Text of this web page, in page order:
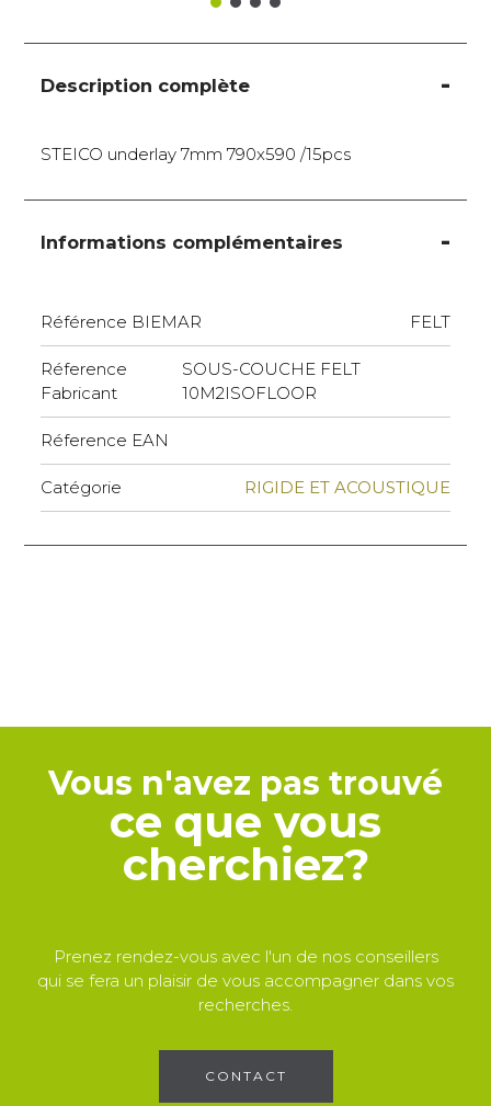
Description complète
STEICO underlay 7mm 790x590 /15pcs
Informations complémentaires
Référence BIEMAR FELT
Réference
Fabricant
SOUS-COUCHE FELT
10M2ISOFLOOR
Réference EAN
Catégorie RIGIDE ET ACOUSTIQUE
Vous n'avez pas trouvé
ce que vous
cherchiez?
Prenez rendez-vous avec l'un de nos conseillers
qui se fera un plaisir de vous accompagner dans vos
recherches.
CONTACT